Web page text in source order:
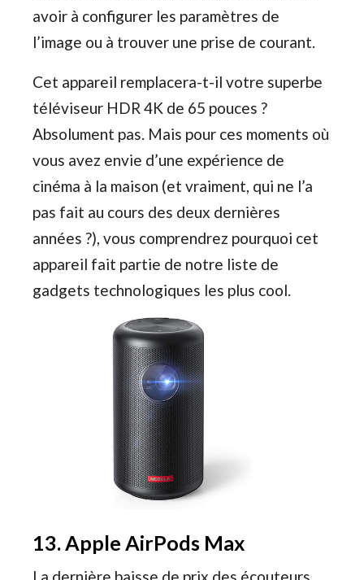
avoir à configurer les paramètres de
l’image ou à trouver une prise de courant.
Cet appareil remplacera-t-il votre superbe
téléviseur HDR 4K de 65 pouces ?
Absolument pas. Mais pour ces moments où
vous avez envie d’une expérience de
cinéma à la maison (et vraiment, qui ne l’a
pas fait au cours des deux dernières
années ?), vous comprendrez pourquoi cet
appareil fait partie de notre liste de
gadgets technologiques les plus cool.
13. Apple AirPods Max